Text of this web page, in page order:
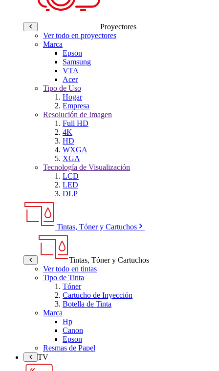
Proyectores
Ver todo en proyectores
Marca
Epson
Samsung
VTA
Acer
Tipo de Uso
Hogar
Empresa
Resolución de Imagen
Full HD
4K
HD
WXGA
XGA
Tecnología de Visualización
LCD
LED
DLP
Tintas, Tóner y Cartuchos
Tintas, Tóner y Cartuchos
Ver todo en tintas
Tipo de Tinta
Tóner
Cartucho de Inyección
Botella de Tinta
Marca
Hp
Canon
Epson
Resmas de Papel
TV